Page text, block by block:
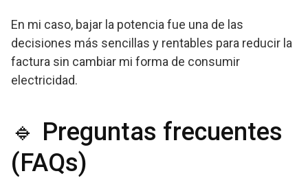
En mi caso, bajar la potencia fue una de las
decisiones más sencillas y rentables para reducir la
factura sin cambiar mi forma de consumir
electricidad.
🔹 Preguntas frecuentes
(FAQs)